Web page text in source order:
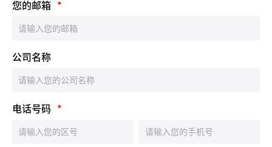
您的邮箱 *
公司名称
电话号码 *